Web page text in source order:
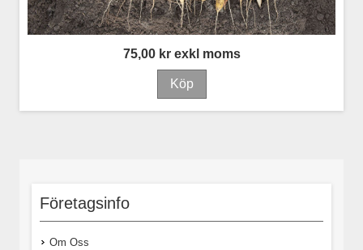
75,00 kr exkl moms
Företagsinfo
Om Oss